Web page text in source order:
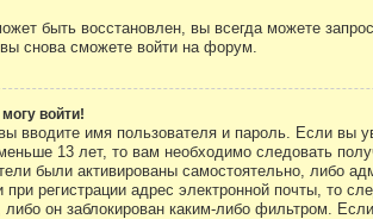
быть восстановлен, вы всегда можете
снова сможете войти на форум.
войти!
вводите имя пользователя и пароль. Если
13 лет, то вам необходимо следовать
были активированы самостоятельно, либо
регистрации адрес электронной почты, то
либо он заблокирован каким-либо фильтром.